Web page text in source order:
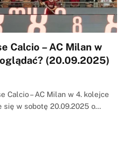
Calcio – AC Milan w
(20.09.2025)
Calcio – AC Milan w 4. kolejce
się w sobotę 20.09.2025 o…